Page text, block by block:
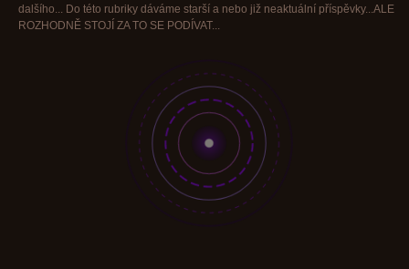
dalšího... Do této rubriky dáváme starší a nebo již neaktuální příspěvky...ALE
ROZHODNĚ STOJÍ ZA TO SE PODÍVAT...